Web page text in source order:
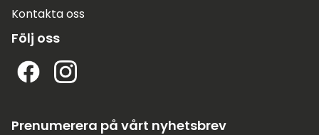
Kontakta oss
Följ oss
Prenumerera på vårt nyhetsbrev